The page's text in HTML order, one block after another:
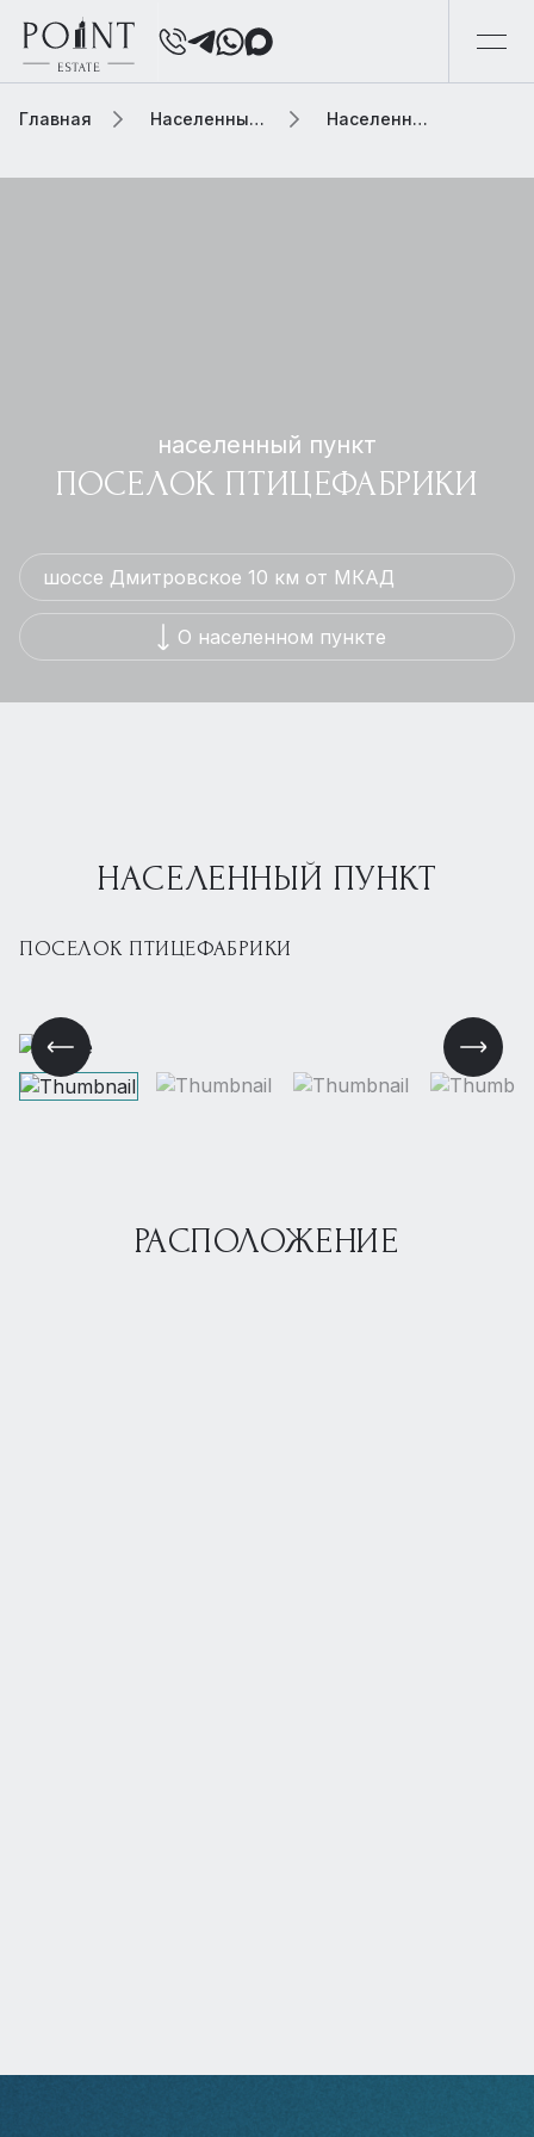
Главная Населенный пункт Населенный пункт поселок птицефабрики
населенный пункт
ПОСЕЛОК ПТИЦЕФАБРИКИ
шоссе Дмитровское 10 км от МКАД
О населенном пункте
НАСЕЛЕННЫЙ ПУНКТ
ПОСЕЛОК ПТИЦЕФАБРИКИ
РАСПОЛОЖЕНИЕ